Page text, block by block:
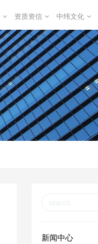
资质资信 中纬文化
新闻中心